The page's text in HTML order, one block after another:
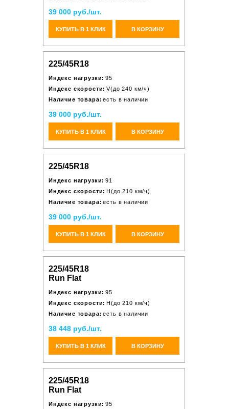
39 000 руб./шт.
КУПИТЬ В 1 КЛИК В КОРЗИНУ
225/45R18
Индекс нагрузки: 95
Индекс скорости: V(до 240 км/ч)
Наличие товара: есть в наличии
39 000 руб./шт.
КУПИТЬ В 1 КЛИК В КОРЗИНУ
225/45R18
Индекс нагрузки: 91
Индекс скорости: H(до 210 км/ч)
Наличие товара: есть в наличии
39 000 руб./шт.
КУПИТЬ В 1 КЛИК В КОРЗИНУ
225/45R18
Run Flat
Индекс нагрузки: 95
Индекс скорости: H(до 210 км/ч)
Наличие товара: есть в наличии
38 448 руб./шт.
КУПИТЬ В 1 КЛИК В КОРЗИНУ
225/45R18
Run Flat
Индекс нагрузки: 95